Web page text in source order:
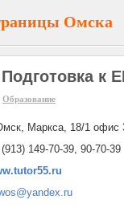
Омска
к
Образование
Маркса, 18/1 офис
149-70-39, 90-70-39